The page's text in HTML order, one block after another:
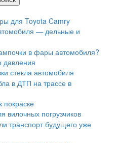
для Toyota Camry
— дельные и
в фары автомобиля?
давления
стекла автомобиля
в ДТП на трассе в
покраске
вилочных погрузчиков
транспорт будущего уже